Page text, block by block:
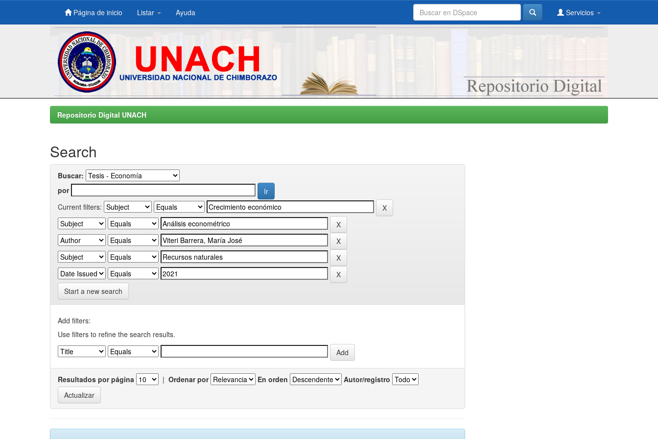
Skip
Página de inicio Listar Ayuda Servicios
Repositorio Digital UNACH
Search
Buscar:
por
Current filters:
Start a new search
Add filters:
Use filters to refine the search results.
Resultados por página | Ordenar por En orden Autor/registro